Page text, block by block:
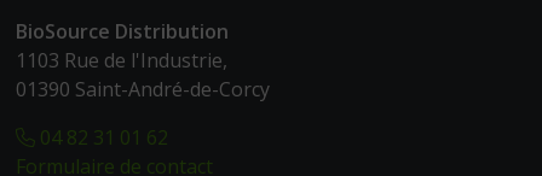
BioSource Distribution
1103 Rue de l'Industrie,
01390 Saint-André-de-Corcy
04 82 31 01 62
Formulaire de contact